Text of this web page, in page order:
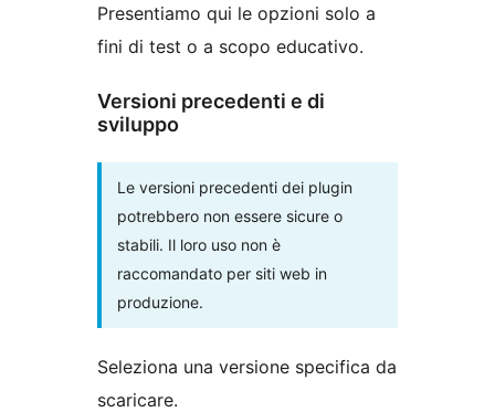
Presentiamo qui le opzioni solo a
fini di test o a scopo educativo.
Versioni precedenti e di
sviluppo
Le versioni precedenti dei plugin
potrebbero non essere sicure o
stabili. Il loro uso non è
raccomandato per siti web in
produzione.
Seleziona una versione specifica da
scaricare.